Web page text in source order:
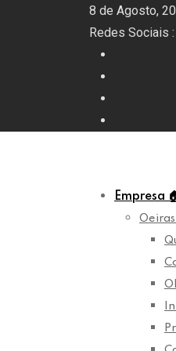
8 de Agosto,
Redes Sociais :
Empresa